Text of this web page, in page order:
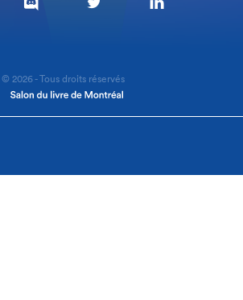
© 2026 - Tous droits réservés